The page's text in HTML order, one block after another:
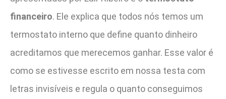
financeiro. Ele explica que todos nós temos um
termostato interno que define quanto dinheiro
acreditamos que merecemos ganhar. Esse valor é
como se estivesse escrito em nossa testa com
letras invisíveis e regula o quanto conseguimos